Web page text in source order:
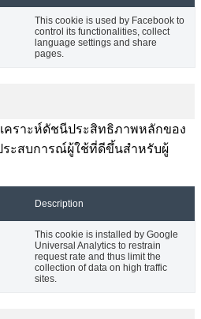
This cookie is used by Facebook to
control its functionalities, collect
language settings and share
pages.
คราะห์ดัชนีประสิทธิภาพหลักของ
ระสบการณ์ผู้ใช้ที่ดีขึ้นสำหรับผู้
Description
This cookie is installed by Google
Universal Analytics to restrain
request rate and thus limit the
collection of data on high traffic
sites.